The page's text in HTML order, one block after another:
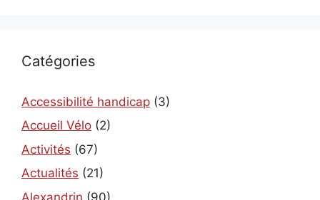
Catégories
Accessibilité handicap (3)
Accueil Vélo (2)
Activités (67)
Actualités (21)
Alexandrin (90)